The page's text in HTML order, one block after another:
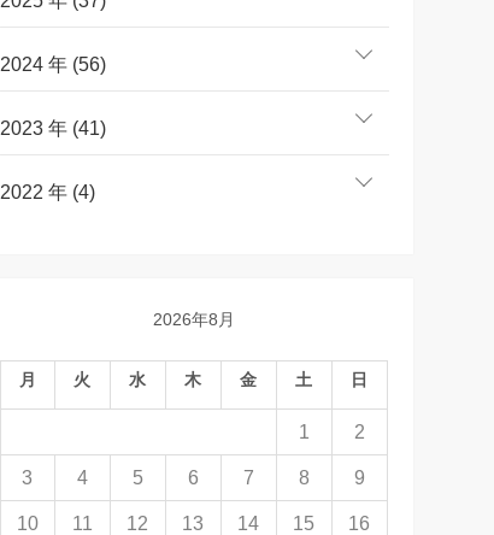
2024 年 (56)
2023 年 (41)
2022 年 (4)
2026年8月
月 火 水 木 金 土 日
1 2
3 4 5 6 7 8 9
10 11 12 13 14 15 16